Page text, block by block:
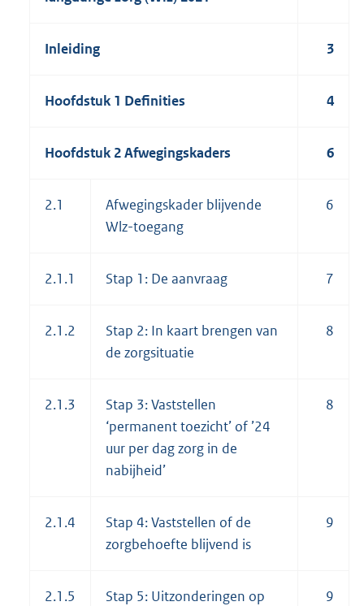
Inleiding 3
Hoofdstuk 1 Definities 4
Hoofdstuk 2 Afwegingskaders 6
2.1
Afwegingskader blijvende
Wlz-toegang
6
2.1.1 Stap 1: De aanvraag 7
2.1.2
Stap 2: In kaart brengen van
de zorgsituatie
8
2.1.3
Stap 3: Vaststellen
‘permanent toezicht’ of ’24
uur per dag zorg in de
nabijheid’
8
2.1.4
Stap 4: Vaststellen of de
zorgbehoefte blijvend is
9
2.1.5
Stap 5: Uitzonderingen op
9